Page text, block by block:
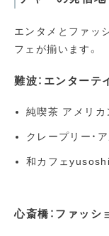
エンタメとファッ
フェが揃います。
難波：エンター
純喫茶 アメリカ
クレープリー・
和カフェ
心斎橋：ファッシ